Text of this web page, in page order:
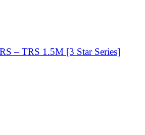
– TRS 1.5M [3 Star Series]